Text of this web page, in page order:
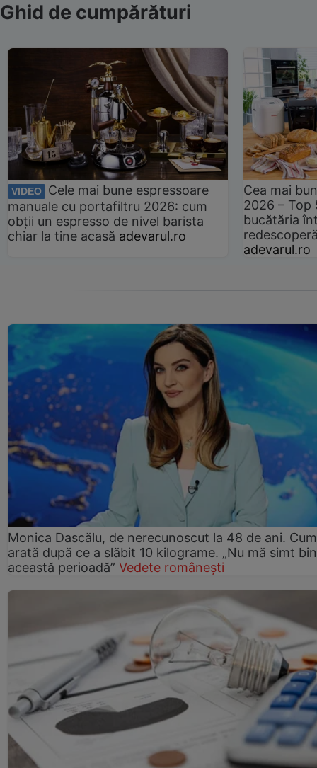
Ghid de cumpărături
VIDEO
Cele mai bune espressoare
manuale cu portafiltru 2026: cum
obții un espresso de nivel barista
chiar la tine acasă adevarul.ro
Cea mai
2026 –
bucătăria
adevarul.ro
Monica Dascălu, de nerecunoscut la 48 de ani. Cum
arată după ce a slăbit 10 kilograme. „Nu mă simt
această perioadă” Vedete românești